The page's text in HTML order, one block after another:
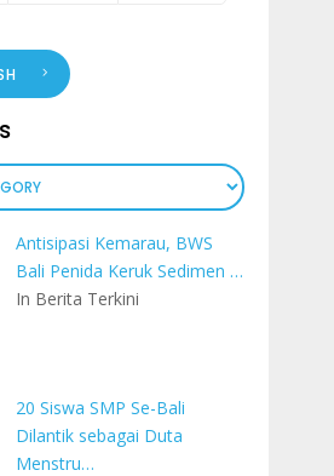
Antisipasi Kemarau, BWS
Bali Penida Keruk Sedimen …
In Berita Terkini
20 Siswa SMP Se-Bali
Dilantik sebagai Duta
Menstru…